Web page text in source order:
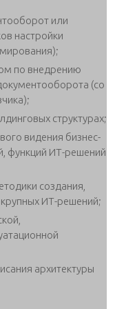
или
настройки
по внедрению
(со
структурах;
видения бизнес-
функций ИТ-решений
создания,
крупных ИТ-решений;
архитектуры